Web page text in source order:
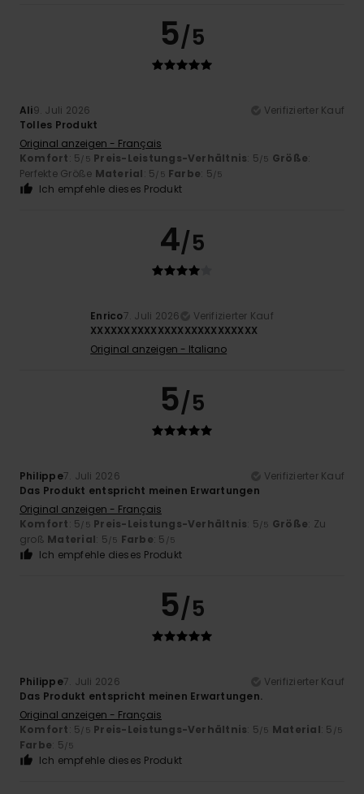
5/5
Ali9. Juli 2026
Verifizierter Kauf
Tolles Produkt
Original anzeigen - Français
Komfort: 5/5 Preis-Leistungs-Verhältnis: 5/5 Größe:
Perfekte Größe Material: 5/5 Farbe: 5/5
Ich empfehle dieses Produkt
4/5
Enrico7. Juli 2026
Verifizierter Kauf
XXXXXXXXXXXXXXXXXXXXXXXXX
Original anzeigen - Italiano
5/5
Philippe7. Juli 2026
Verifizierter Kauf
Das Produkt entspricht meinen Erwartungen
Original anzeigen - Français
Komfort: 5/5 Preis-Leistungs-Verhältnis: 5/5 Größe: Zu
groß Material: 5/5 Farbe: 5 /5
Ich empfehle dieses Produkt
5/5
Philippe7. Juli 2026
Verifizierter Kauf
Das Produkt entspricht meinen Erwartungen.
Original anzeigen - Français
Komfort: 5/5 Preis-Leistungs-Verhältnis: 5/5 Material: 5 /5
Farbe: 5/5
Ich empfehle dieses Produkt